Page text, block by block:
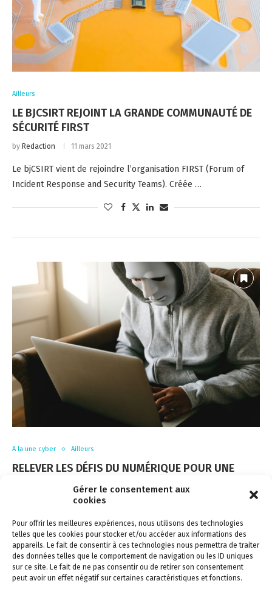
Gérer le consentement aux
cookies
Pour offrir les meilleures expériences, nous utilisons des technologies
telles que les cookies pour stocker et/ou accéder aux informations des
appareils. Le fait de consentir à ces technologies nous permettra de traiter
des données telles que le comportement de navigation ou les ID uniques
sur ce site. Le fait de ne pas consentir ou de retirer son consentement
peut avoir un effet négatif sur certaines caractéristiques et fonctions.
Ailleurs
LE BJCSIRT REJOINT LA GRANDE COMMUNAUTÉ DE
SÉCURITÉ FIRST
by Redaction 11 mars 2021
Le bjCSIRT vient de rejoindre l’organisation FIRST (Forum of
Incident Response and Security Teams). Créée …
A la une cyber Ailleurs
RELEVER LES DÉFIS DU NUMÉRIQUE POUR UNE
CYBERSÉCURITÉ RENFORCÉE
2 mars 2021
La révolution numérique en Afrique met les institutions
publiques et les entreprises face à la …